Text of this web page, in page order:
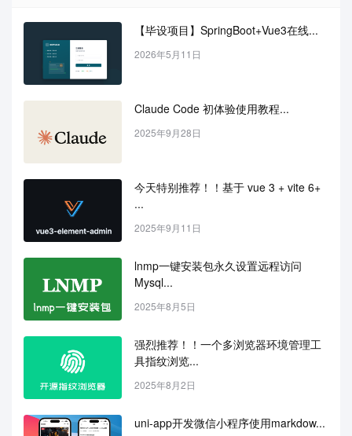
【毕设项目】SpringBoot+Vue3在线...
2026年5月11日
Claude Code 初体验使用教程...
2025年9月28日
今天特别推荐！！基于 vue 3 + vite 6+
...
2025年9月11日
lnmp一键安装包永久设置远程访问
Mysql...
2025年8月5日
强烈推荐！！一个多浏览器环境管理工
具指纹浏览...
2025年8月2日
uni-app开发微信小程序使用markdow...